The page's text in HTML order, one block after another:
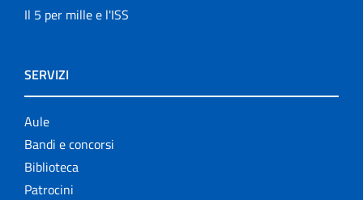
Il 5 per mille e l'ISS
SERVIZI
Aule
Bandi e concorsi
Biblioteca
Patrocini